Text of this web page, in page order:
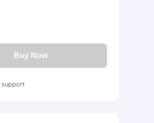
Buy Now
support